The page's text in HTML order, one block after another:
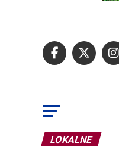
LOKALNE